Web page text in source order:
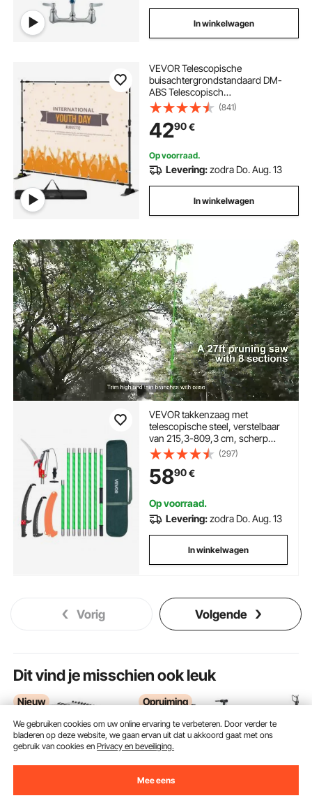
In winkelwagen
VEVOR Telescopische
buisachtergrondstandaard DM-
ABS Telescopisch
achtergrondsysteem, zwarte
achtergrondstandaard van
aluminium, geschikt voor
feestdagen, avondfeesten en
reclame.
(841)
4290€
Op voorraad.
Levering:zodra Do. Aug. 13
In winkelwagen
VEVOR takkenzaag met
telescopische steel, verstelbaar
van 215,3-809,3 cm, scherp
zaagblad van 65Mn staal,
lichtgewicht glasvezelstok,
telescopische boomzaag voor
het snoeien van hoge takken,
(incl. boomschaar)
(297)
5890€
Op voorraad.
Levering:zodra Do. Aug. 13
In winkelwagen
Vorig Volgende
Dit vind je misschien ook leuk
Nieuw Opruiming
We gebruiken cookies om uw online ervaring te verbeteren. Door verder te
bladeren op deze website, we gaan ervan uit dat u akkoord gaat met ons
gebruik van cookies enPrivacy en beveiliging.
Mee eens